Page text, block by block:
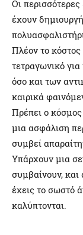
Οι
έχουν
Πλέον το κόστος
τετραγωνικό
όσο και των
καιρικά
Πρέπει ο κόσμος
μια ασφάλιση
συμβεί
Υπάρχουν μια
συμβαίνουν, και
έχεις το σωστό
καλύπτονται.